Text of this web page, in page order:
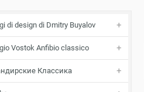
di design di Dmitry Buyalov
Vostok Anfibio classico
Классика